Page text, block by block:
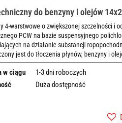
do benzyny i olejów
4-warstwowe o zwiększonej szczelności i
PCW na bazie suspensyjnego
na działanie substancji
jest do tłoczenia płynów, benzyny i
w ciągu
1-3 dni roboczych
Duża dostępność